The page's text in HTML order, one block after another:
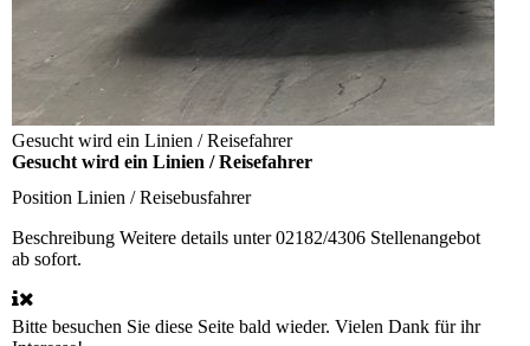
Gesucht wird ein Linien / Reisefahrer
Gesucht wird ein Linien / Reisefahrer
Position Linien / Reisebusfahrer
Beschreibung Weitere details unter 02182/4306 Stellenangebot
ab sofort.
Bitte besuchen Sie diese Seite bald wieder. Vielen Dank für ihr